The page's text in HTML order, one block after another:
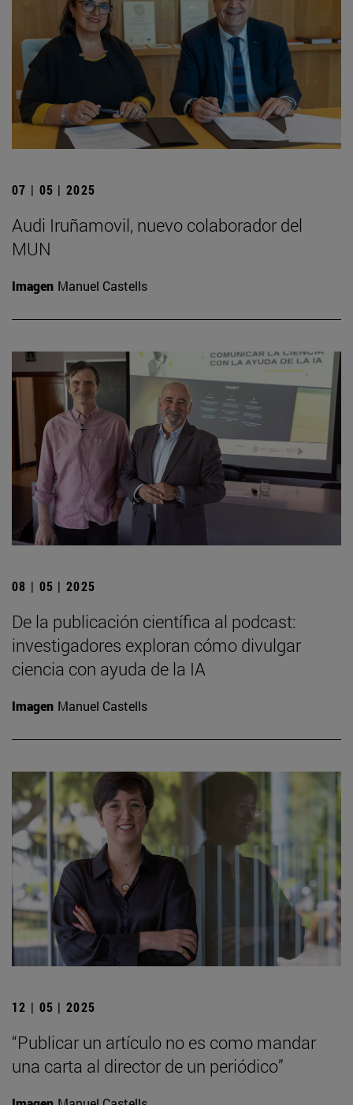
07 | 05 | 2025
Audi Iruñamovil, nuevo colaborador del
MUN
Imagen Manuel Castells
08 | 05 | 2025
De la publicación científica al podcast:
investigadores exploran cómo divulgar
ciencia con ayuda de la IA
Imagen Manuel Castells
12 | 05 | 2025
“Publicar un artículo no es como mandar
una carta al director de un periódico”